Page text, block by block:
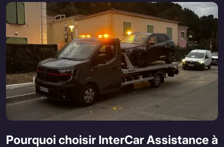
Pourquoi choisir InterCar Assistance à